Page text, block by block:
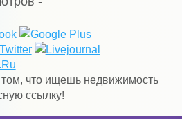
что ищешь недвижимость
ссылку!